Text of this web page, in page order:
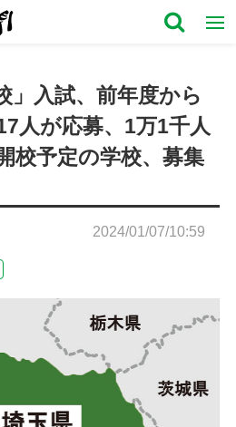
」入試、前年度から
人が応募、1万1千人
校予定の学校、募集
2024/01/07/10:59